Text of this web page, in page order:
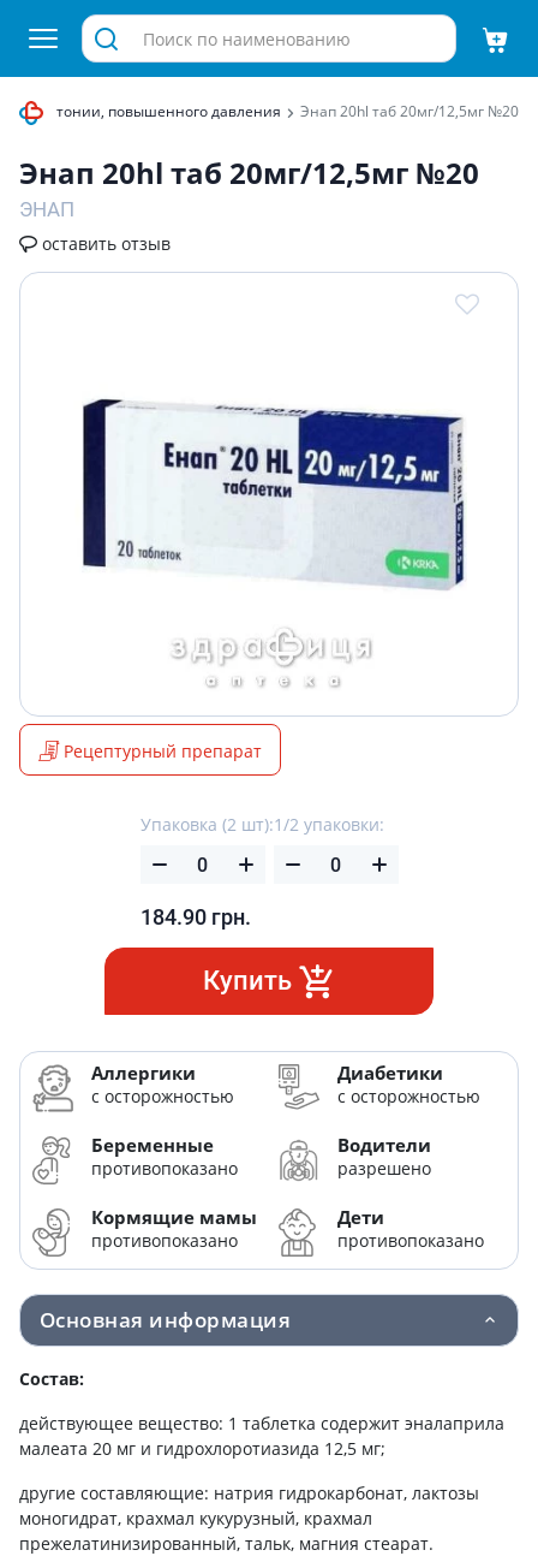
гипертонии, повышенного давления Энап 20hl таб 20мг/12,5мг №20
Энап 20hl таб 20мг/12,5мг №20
ЭНАП
оставить отзыв
Рецептурный препарат
Упаковка (2 шт):
184.90 грн.
1/2 упаковки:
Купить
Аллергики
с осторожностью
Диабетики
с осторожностью
Беременные
противопоказано
Водители
разрешено
Кормящие мамы
противопоказано
Дети
противопоказано
Основная информация
Состав:
действующее вещество: 1 таблетка содержит эналаприла
малеата 20 мг и гидрохлоротиазида 12,5 мг;
другие составляющие: натрия гидрокарбонат, лактозы
моногидрат, крахмал кукурузный, крахмал
прежелатинизированный, тальк, магния стеарат.